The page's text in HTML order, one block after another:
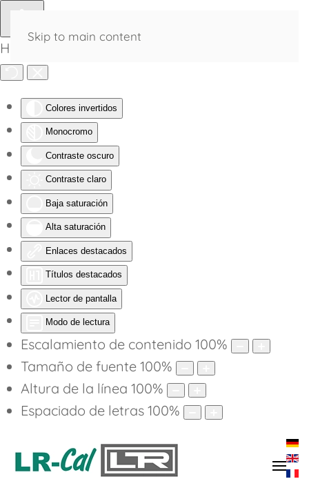
Herramientas de Accesibilidad
Colores invertidos
Monocromo
Contraste oscuro
Contraste claro
Baja saturación
Alta saturación
Enlaces destacados
Títulos destacados
Lector de pantalla
Modo de lectura
Escalamiento de contenido 100%
Tamaño de fuente 100%
Altura de la línea 100%
Espaciado de letras 100%
Skip to main content